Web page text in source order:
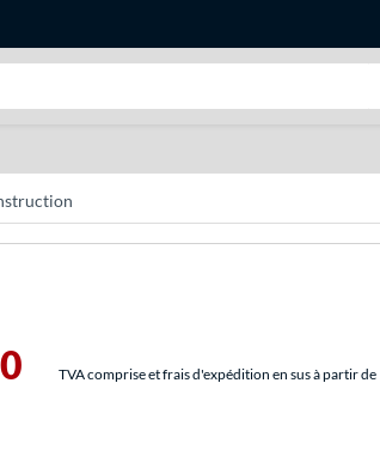
TVA comprise et frais d'expédition en sus à partir de